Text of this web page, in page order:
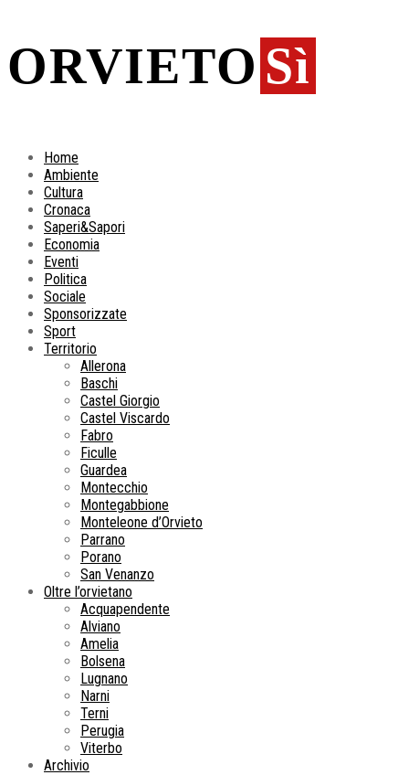
ORVIETO Sì
Home
Ambiente
Cultura
Cronaca
Saperi&Sapori
Economia
Eventi
Politica
Sociale
Sponsorizzate
Sport
Territorio
Allerona
Baschi
Castel Giorgio
Castel Viscardo
Fabro
Ficulle
Guardea
Montecchio
Montegabbione
Monteleone d’Orvieto
Parrano
Porano
San Venanzo
Oltre l’orvietano
Acquapendente
Alviano
Amelia
Bolsena
Lugnano
Narni
Terni
Perugia
Viterbo
Archivio